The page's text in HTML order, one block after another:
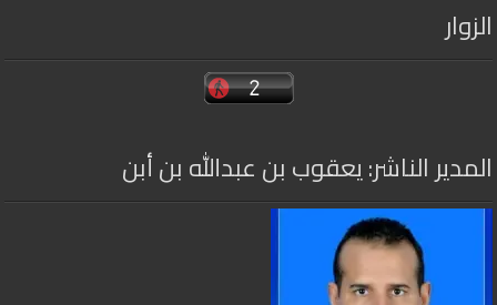
الزوار
المدير الناشر: يعقوب بن عبدالله بن أبن